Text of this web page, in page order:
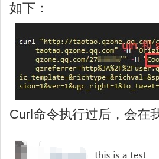
如下：
Curl命令执行过后，会在